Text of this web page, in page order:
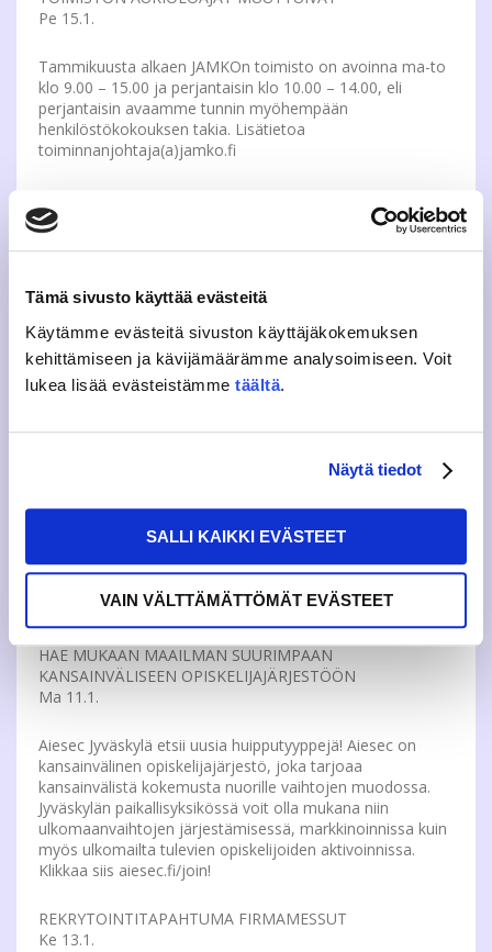
Tämä sivusto käyttää evästeitä
Käytämme evästeitä sivuston käyttäjäkokemuksen
kehittämiseen ja kävijämäärämme analysoimiseen. Voit
lukea lisää evästeistämme täältä.
Näytä tiedot
SALLI KAIKKI EVÄSTEET
VAIN VÄLTTÄMÄTTÖMÄT EVÄSTEET
Pe 15.1.
Tammikuusta alkaen JAMKOn toimisto on avoinna ma-to
klo 9.00 – 15.00 ja perjantaisin klo 10.00 – 14.00, eli
perjantaisin avaamme tunnin myöhempään
henkilöstökokouksen takia. Lisätietoa
toiminnanjohtaja(a)jamko.fi
KORKEAKOULULIIKUNNAN UUTISIA
KAUSI KÄYNNISTYY
Korkeakoululiikunnan kausi alkaa ma 11.1. Tsekkaa
kevään ohjelma ja tule mukaan:
Tule tutustumaan meihin ja tunteihimme la 16.1.
Tarjolla ilmaisia non-stop tunteja klo 10.30-15 JAMKin
www.korkeakoululiikunta.fi/tapahtumat
MUITA UUTISIA
HAE MUKAAN MAAILMAN SUURIMPAAN
KANSAINVÄLISEEN OPISKELIJAJÄRJESTÖÖN
Ma 11.1.
Aiesec Jyväskylä etsii uusia huipputyyppejä! Aiesec on
kansainvälinen opiskelijajärjestö, joka tarjoaa
kansainvälistä kokemusta nuorille vaihtojen muodossa.
Jyväskylän paikallisyksikössä voit olla mukana niin
ulkomaanvaihtojen järjestämisessä, markkinoinnissa kuin
myös ulkomailta tulevien opiskelijoiden aktivoinnissa.
Klikkaa siis aiesec.fi/join!
REKRYTOINTITAPAHTUMA FIRMAMESSUT
Ke 13.1.